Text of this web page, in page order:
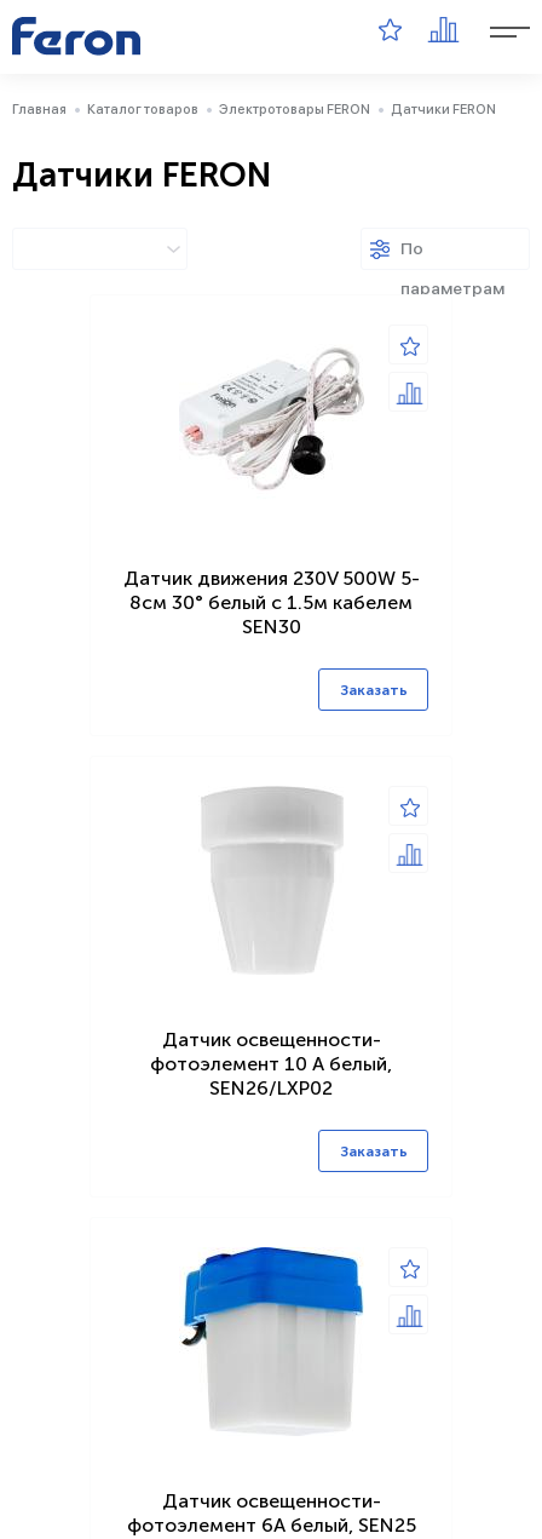
Главная Каталог товаров Электротовары FERON Датчики FERON
Датчики FERON
По
параметрам
Датчик движения 230V 500W 5-
8см 30° белый с 1.5м кабелем
SEN30
Заказать
Датчик освещенности-
фотоэлемент 10 А белый,
SEN26/LXР02
Заказать
Датчик освещенности-
фотоэлемент 6А белый, SEN25